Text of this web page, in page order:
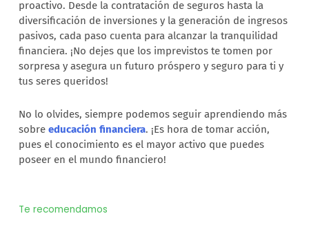
proactivo. Desde la contratación de seguros hasta la
diversificación de inversiones y la generación de ingresos
pasivos, cada paso cuenta para alcanzar la tranquilidad
financiera. ¡No dejes que los imprevistos te tomen por
sorpresa y asegura un futuro próspero y seguro para ti y
tus seres queridos!
No lo olvides, siempre podemos seguir aprendiendo más
sobreeducación financiera. ¡Es hora de tomar acción,
pues el conocimiento es el mayor activo que puedes
poseer en el mundo financiero!
Te recomendamos